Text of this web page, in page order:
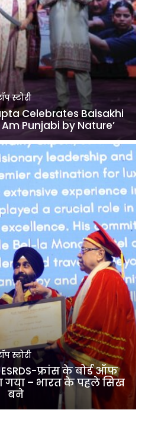
स्टोरी
Celebrates Baisakhi
Am Punjabi by Nature’
स्टोरी
फ्रांस के बोर्ड ऑफ
गया – भारत के पहले सिख
बने